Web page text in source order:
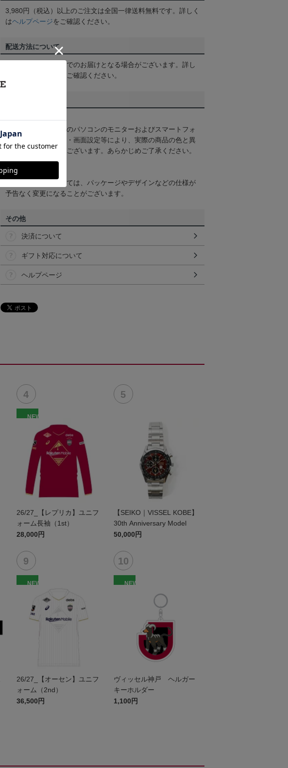
3,980円（税込）以上のご注文は全国一律送料無料です。詳しく
はヘルプページをご確認ください。
配送方法について
一部商品はメール便でのお届けとなる場合がございます。詳し
をご確認ください。
【カラーについて】
商品画像は、お使いのパソコンのモニターおよびスマートフォ
ンのメーカー・機種・画面設定等により、実際の商品の色と異
なって見える場合がございます。あらかじめご了承ください。
【仕様について】
取り扱い商品によっては、パッケージやデザインなどの仕様が
予告なく変更になることがございます。
その他
決済について
ギフト対応について
ヘルプページ
NEW
26/27_【レプリカ】ユニフ
ォーム長袖（1st）
28,000円
【SEIKO｜VISSEL KOBE】
30th Anniversary Model
50,000円
NEW
26/27_【オーセン】ユニフ
ォーム（2nd）
36,500円
NEW
ヴィッセル神戸 ヘルガー
キーホルダー
1,100円